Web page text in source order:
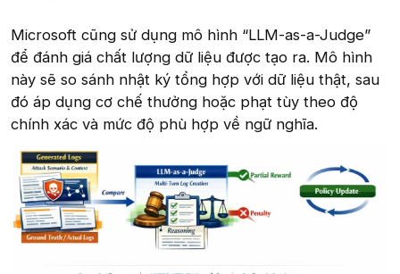
Microsoft cũng sử dụng mô hình “LLM-as-a-Judge”
để đánh giá chất lượng dữ liệu được tạo ra. Mô hình
này sẽ so sánh nhật ký tổng hợp với dữ liệu thật, sau
đó áp dụng cơ chế thưởng hoặc phạt tùy theo độ
chính xác và mức độ phù hợp về ngữ nghĩa.